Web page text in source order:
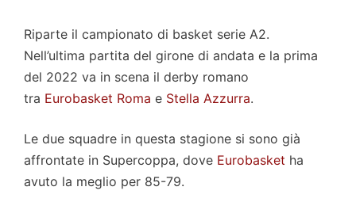
Riparte il campionato di basket serie A2.
Nell’ultima partita del girone di andata e la prima
del 2022 va in scena il derby romano
tra Eurobasket Roma e Stella Azzurra.
Le due squadre in questa stagione si sono già
affrontate in Supercoppa, dove Eurobasket ha
avuto la meglio per 85-79.